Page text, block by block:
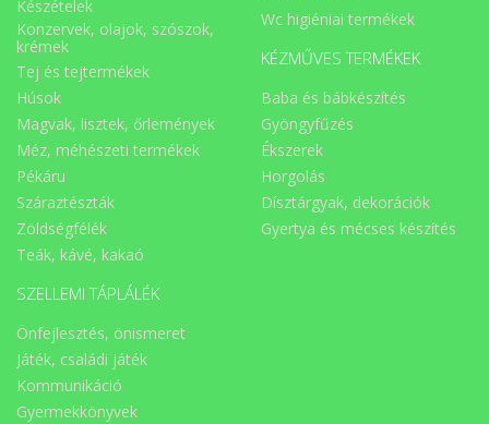
Készételek
Konzervek, olajok, szószok,
krémek
Tej és tejtermékek
Húsok
Magvak, lisztek, őrlemények
Méz, méhészeti termékek
Pékáru
Száraztészták
Zöldségfélék
Teák, kávé, kakaó
SZELLEMI TÁPLÁLÉK
Önfejlesztés, önismeret
Játék, családi játék
Kommunikáció
Gyermekkönyvek
Wc higiéniai termékek
KÉZMŰVES TERMÉKEK
Baba és bábkészítés
Gyöngyfűzés
Ékszerek
Horgolás
Dísztárgyak, dekorációk
Gyertya és mécses készítés